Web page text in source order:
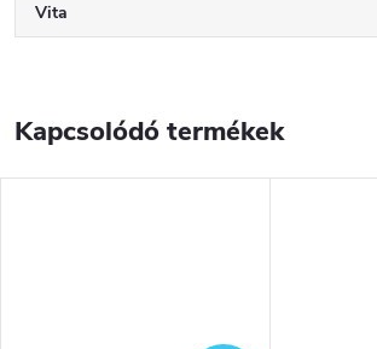
Vita
Kapcsolódó termékek